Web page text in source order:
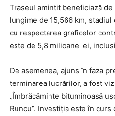
Traseul amintit beneficiază
lungime de 15,566 km,
cu respectarea graficelor
este de 5,8 milioane lei,
De asemenea, ajuns în faza
terminarea lucrărilor, a fost
„Îmbrăcăminte bituminoasă
Runcu”. Investiția este în